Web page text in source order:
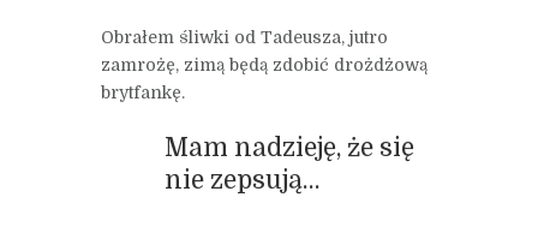
Obrałem śliwki od Tadeusza, jutro
zamrożę, zimą będą zdobić drożdżową
brytfankę.
Mam nadzieję, że się
nie zepsują…